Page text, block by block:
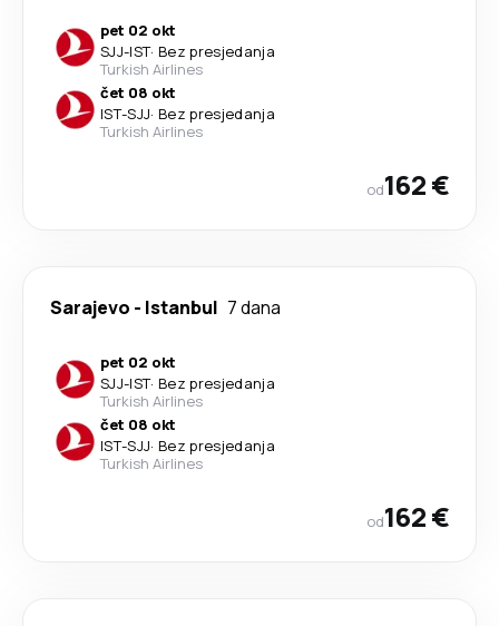
pet 02 okt
SJJ-IST· Bez presjedanja
Turkish Airlines
čet 08 okt
IST-SJJ· Bez presjedanja
Turkish Airlines
od162 €
Sarajevo - Istanbul 7 dana
pet 02 okt
SJJ-IST· Bez presjedanja
Turkish Airlines
čet 08 okt
IST-SJJ· Bez presjedanja
Turkish Airlines
od162 €